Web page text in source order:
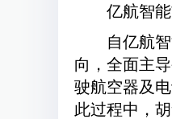
亿航智
自亿航
向，全面主
驶航空器及
此过程中，